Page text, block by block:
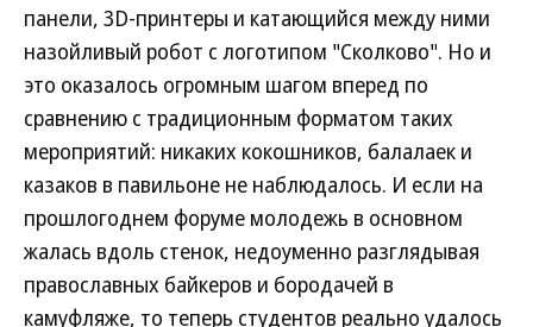
панели, 3D-принтеры и катающийся между ними
назойливый робот с логотипом "Сколково". Но и
это оказалось огромным шагом вперед по
сравнению с традиционным форматом таких
мероприятий: никаких кокошников, балалаек и
казаков в павильоне не наблюдалось. И если на
прошлогоднем форуме молодежь в основном
жалась вдоль стенок, недоуменно разглядывая
православных байкеров и бородачей в
камуфляже, то теперь студентов реально удалось